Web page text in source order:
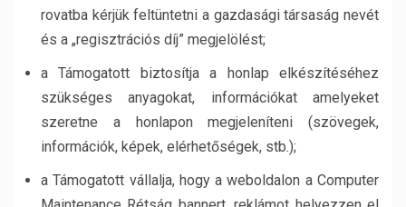
rovatba kérjük feltüntetni a gazdasági társaság nevét
és a „regisztrációs díj” megjelölést;
a Támogatott biztosítja a honlap elkészítéséhez
szükséges anyagokat, információkat amelyeket
szeretne a honlapon megjeleníteni (szövegek,
információk, képek, elérhetőségek, stb.);
a Támogatott vállalja, hogy a weboldalon a Computer